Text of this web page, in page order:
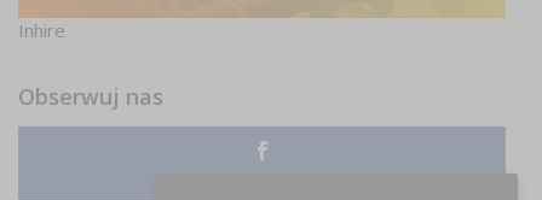
Inhire
Obserwuj nas